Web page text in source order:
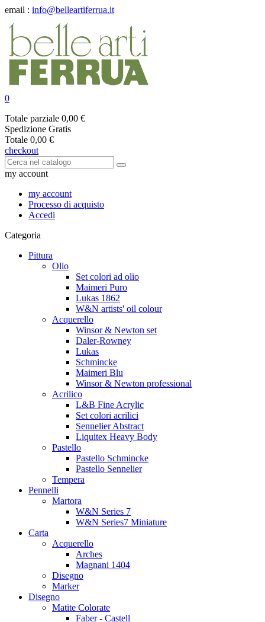
email : info@belleartiferrua.it
0
Totale parziale 0,00 €
Spedizione Gratis
Totale 0,00 €
checkout
my account
my account
Processo di acquisto
Accedi
Categoria
Pittura
Olio
Set colori ad olio
Maimeri Puro
Lukas 1862
W&N artists' oil colour
Acquerello
Winsor & Newton set
Daler-Rowney
Lukas
Schmincke
Maimeri Blu
Winsor & Newton professional
Acrilico
L&B Fine Acrylic
Set colori acrilici
Sennelier Abstract
Liquitex Heavy Body
Pastello
Pastello Schmincke
Pastello Sennelier
Tempera
Pennelli
Martora
W&N Series 7
W&N Series7 Miniature
Carta
Acquerello
Arches
Magnani 1404
Disegno
Marker
Disegno
Matite Colorate
Faber - Castell